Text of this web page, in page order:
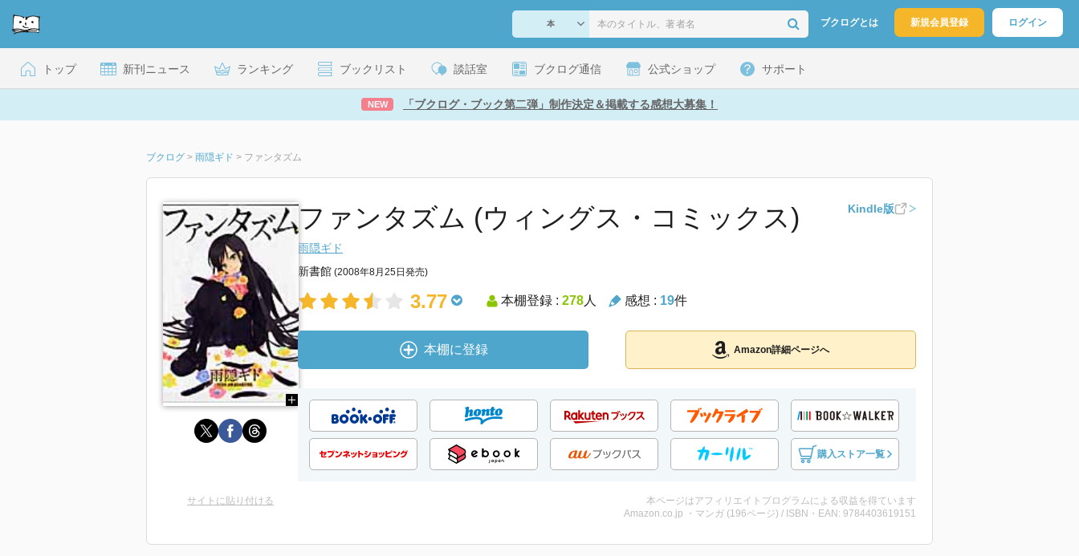
ブクログとは 新規会員登録 ログイン
トップ 新刊ニュース ランキング ブックリスト 談話室 ブクログ通信 公式ショップ サポート
NEW 「ブクログ・ブック第二弾」制作決定＆掲載する感想大募集！
ブクログ > 雨隠ギド > ファンタズム
ファンタズム (ウィングス・コミックス) Kindle版
雨隠ギド
新書館 (2008年8月25日発売)
3.77 本棚登録 : 278人 感想 : 19件
本棚に登録 Amazon詳細ページへ
購入ストア一覧
サイトに貼り付ける
本ページはアフィリエイトプログラムによる収益を得ています
Amazon.co.jp ・マンガ (196ページ) / ISBN・EAN: 9784403619151